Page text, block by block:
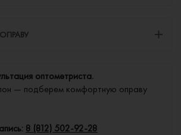
оптометриста.
— подберем комфортную оправу
8 (812) 502-92-28